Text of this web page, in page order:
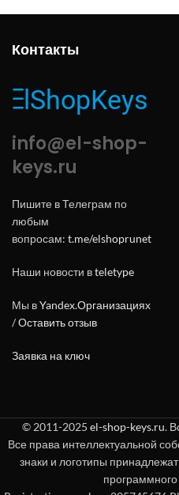
Контакты
info@el-shop-
keys.ru
Пишите в Телеграм по
любым
вопросам: t.me/elshoprunet
Наши новости вteletype
Мы вYandex.Организациях
/Оставить отзыв
Заявка на ключ
© 2011-2025 el-shop-keys.ru.
Все права интеллектуальной
знаки и логотипы